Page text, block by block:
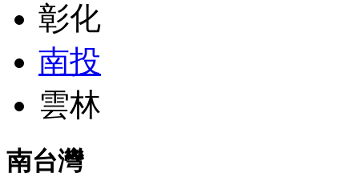
彰化
南投
雲林
南台灣